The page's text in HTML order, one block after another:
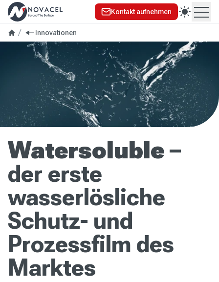
Kontakt aufnehmen
Innovationen
Watersoluble–
der erste
wasserlösliche
Schutz- und
Prozessfilm des
Marktes